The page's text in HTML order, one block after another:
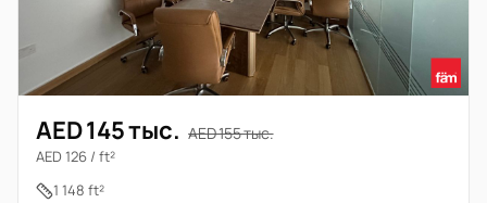
AED 145 тыс. AED 155 тыс.
AED 126 / ft²
1 148 ft²